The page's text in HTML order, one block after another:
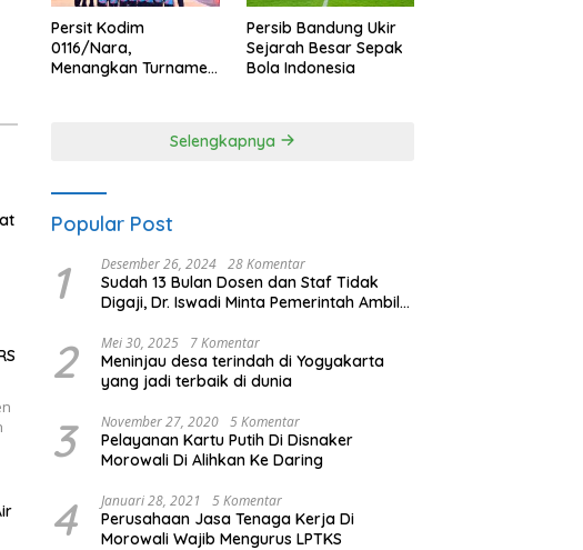
Persit Kodim
0116/Nara,
Menangkan Turnamen
Persib Bandung Ukir
Sejarah Besar Sepak
Bola Indonesia
Selengkapnya
Popular Post
1 Desember 26, 2024 28 Komentar
Sudah 13 Bulan Dosen dan Staf Tidak
Digaji, Dr. Iswadi Minta Pemerintah Ambil
2 Mei 30, 2025 7 Komentar
Meninjau desa terindah di Yogyakarta
yang jadi terbaik di dunia
3 November 27, 2020 5 Komentar
Pelayanan Kartu Putih Di Disnaker
Morowali Di Alihkan Ke Daring
4 Januari 28, 2021 5 Komentar
Perusahaan Jasa Tenaga Kerja Di
Morowali Wajib Mengurus LPTKS